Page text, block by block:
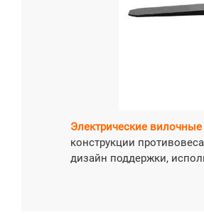
Электрические вилочные
конструкции
дизайн поддержки,